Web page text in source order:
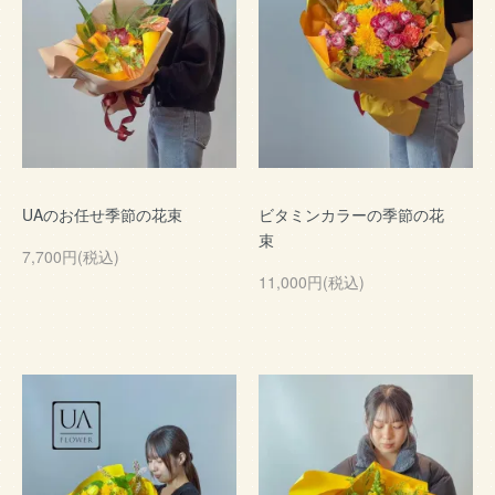
UAのお任せ季節の花束
7,700円(税込)
ビタミンカラーの季節の花
束
11,000円(税込)